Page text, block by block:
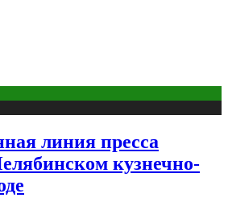
линия пресса
кузнечно-